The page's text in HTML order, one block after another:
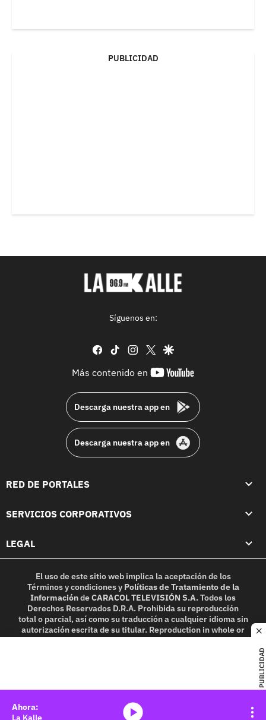
PUBLICIDAD
PUBLICIDAD
Síguenos en:
facebook
tiktok instagram
twittergoogle
Más contenido en
youtube-
Descarga nuestra app en
Descarga nuestra app en
RED DE PORTALES
SERVICIOS CORPORATIVOS
LEGAL
El uso de este sitio web implica la aceptación de los
Términos y condicionesy Políticas de Tratamiento de la
InformacióndeCARACOL TELEVISIÓN S.A.Todos los
Derechos Reservados D.R.A. Prohibida su reproducción
total o parcial, así como su traducción a cualquier idioma sin
autorización escrita de su titular. Reproduction in whole or
in part, or translation without written permission is
La Kalle